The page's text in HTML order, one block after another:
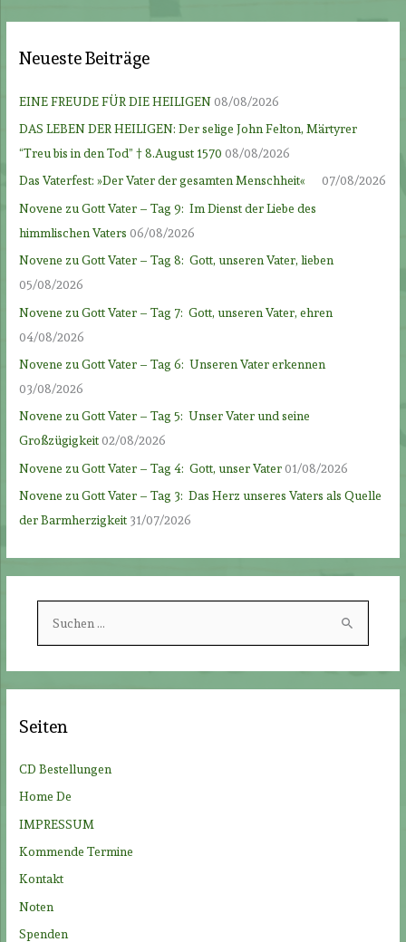
Neueste Beiträge
EINE FREUDE FÜR DIE HEILIGEN08/08/2026
DAS LEBEN DER HEILIGEN: Der selige John Felton, Märtyrer
“Treu bis in den Tod” † 8.August 1570 08/08/2026
Das Vaterfest: »Der Vater der gesamten Menschheit«
07/08/2026
Novene zu Gott Vater – Tag 9: Im Dienst der Liebe des
himmlischen Vaters 06/08/2026
Novene zu Gott Vater – Tag 8: Gott, unseren Vater, lieben
05/08/2026
Novene zu Gott Vater – Tag 7: Gott, unseren Vater, ehren
04/08/2026
Novene zu Gott Vater – Tag 6: Unseren Vater erkennen
03/08/2026
Novene zu Gott Vater – Tag 5: Unser Vater und seine
Großzügigkeit02/08/2026
Novene zu Gott Vater – Tag 4: Gott, unser Vater01/08/2026
Novene zu Gott Vater – Tag 3: Das Herz unseres Vaters als Quelle
der Barmherzigkeit 31/07/2026
h
n
h
:
Seiten
CD Bestellungen
Home De
IMPRESSUM
Kommende Termine
Kontakt
Noten
Spenden